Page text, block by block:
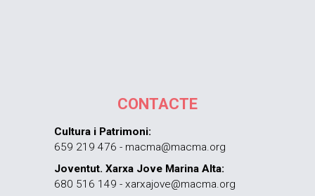
CONTACTE
Cultura i Patrimoni:
659 219 476 - macma@macma.org
Joventut. Xarxa Jove Marina Alta:
680 516 149 - xarxajove@macma.org